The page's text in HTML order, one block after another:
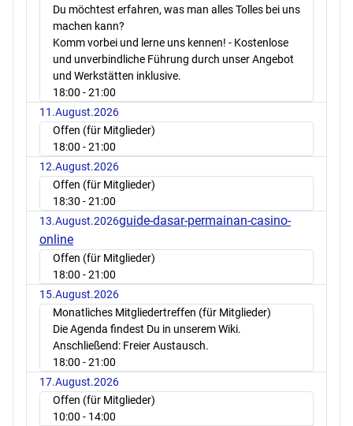
Du möchtest erfahren, was man alles Tolles bei uns
machen kann?
Komm vorbei und lerne uns kennen! - Kostenlose
und unverbindliche Führung durch unser Angebot
und Werkstätten inklusive.
18:00 - 21:00
11.August.2026
Offen (für Mitglieder)
18:00 - 21:00
12.August.2026
Offen (für Mitglieder)
18:30 - 21:00
13.August.2026guide-dasar-permainan-casino-
online
Offen (für Mitglieder)
18:00 - 21:00
15.August.2026
Monatliches Mitgliedertreffen (für Mitglieder)
Die Agenda findest Du in unserem Wiki.
Anschließend: Freier Austausch.
18:00 - 21:00
17.August.2026
Offen (für Mitglieder)
10:00 - 14:00